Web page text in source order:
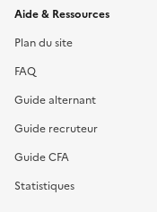
Informations
Aide & Ressources
Plan du site
FAQ
Guide alternant
Guide recruteur
Guide CFA
Statistiques